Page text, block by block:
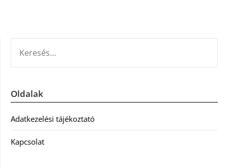
Oldalak
Adatkezelési tájékoztató
Kapcsolat